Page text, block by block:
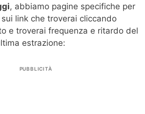
, abbiamo pagine specifiche per
link che troverai cliccando
e troverai frequenza e ritardo del
estrazione:
PUBBLICITÀ